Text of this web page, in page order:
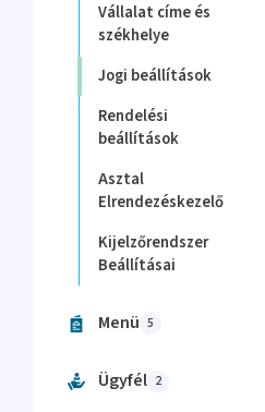
Vállalat címe és
székhelye
Jogi beállítások
Rendelési
beállítások
Asztal
Elrendezéskezelő
Kijelzőrendszer
Beállításai
Menü 5
Ügyfél 2